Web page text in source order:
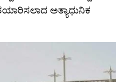
ಅತ್ಯಾಧುನಿಕ